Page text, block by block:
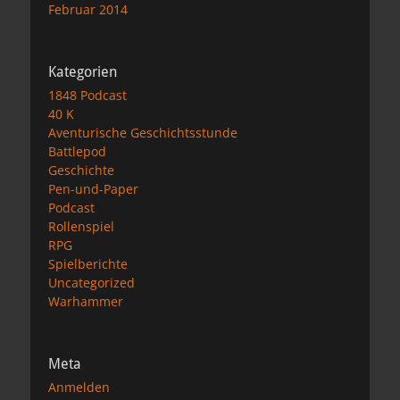
Februar 2014
Kategorien
1848 Podcast
40 K
Aventurische Geschichtsstunde
Battlepod
Geschichte
Pen-und-Paper
Podcast
Rollenspiel
RPG
Spielberichte
Uncategorized
Warhammer
Meta
Anmelden